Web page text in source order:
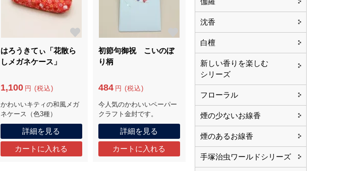
はろうきてぃ「花散ら
しメガネケース」
1,100 円 (税込)
かわいいキティの和風メガ
ネケース（色3種）
詳細を見る
初節句御祝 こいのぼ
り柄
484 円 (税込)
今人気のかわいいペーパー
クラフト金封です。
詳細を見る
沈香
白檀
新しい香りを楽しむ
シリーズ
フローラル
煙の少ないお線香
煙のあるお線香
手塚治虫ワールドシリーズ